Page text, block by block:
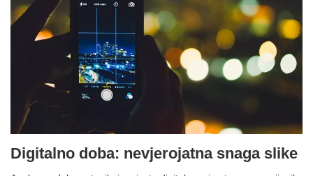
Digitalno doba: nevjerojatna snaga slike